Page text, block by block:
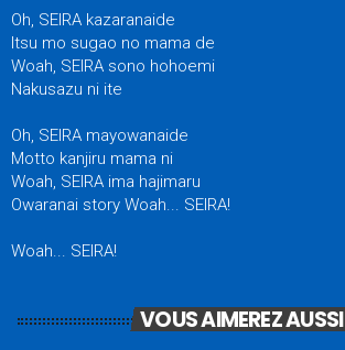
Oh, SEIRA kazaranaide
Itsu mo sugao no mama de
Woah, SEIRA sono hohoemi
Nakusazu ni ite
Oh, SEIRA mayowanaide
Motto kanjiru mama ni
Woah, SEIRA ima hajimaru
Owaranai story Woah... SEIRA!
Woah... SEIRA!
VOUS AIMEREZ AUSSI